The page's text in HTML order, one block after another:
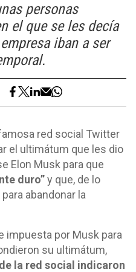
personas
el que se les decía
iban a ser
red social Twitter
el ultimátum que les dio
Elon Musk para que
duro”y que, de lo
abandonar la
impuesta por Musk para
su ultimátum,
la red social indicaron